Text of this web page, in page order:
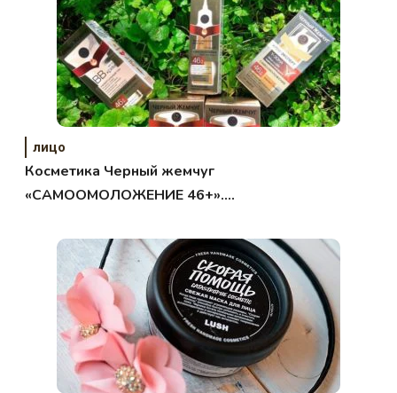
лицо
Косметика Черный жемчуг
«САМООМОЛОЖЕНИЕ 46+».